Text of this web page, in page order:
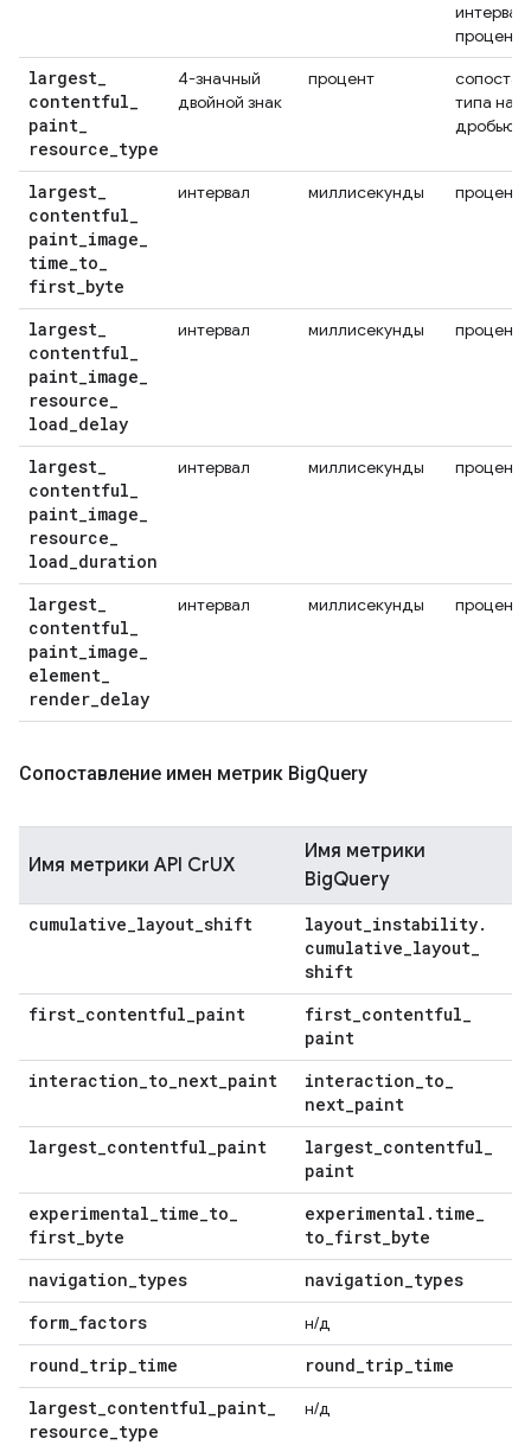
largest_
contentful_
paint_
resource_type
4-значный
двойной знак
процент
типа
дробью
largest_
contentful_
paint_image_
time_to_
first_byte
интервал миллисекунды
largest_
contentful_
paint_image_
resource_
load_delay
интервал миллисекунды
largest_
contentful_
paint_image_
resource_
load_duration
интервал миллисекунды
largest_
contentful_
paint_image_
element_
render_delay
интервал миллисекунды
Сопоставление имен метрик BigQuery
Имя метрики API CrUX
Имя метрики
BigQuery
cumulative_layout_shift layout_instability.
cumulative_layout_
shift
first_contentful_paint first_contentful_
paint
interaction_to_next_paint interaction_to_
next_paint
largest_contentful_paint largest_contentful_
paint
experimental_time_to_
first_byte
experimental . time_
to_first_byte
navigation_types navigation_types
form_factors н/д
round_trip_time round_trip_time
largest_contentful_paint_
resource_type
н/д